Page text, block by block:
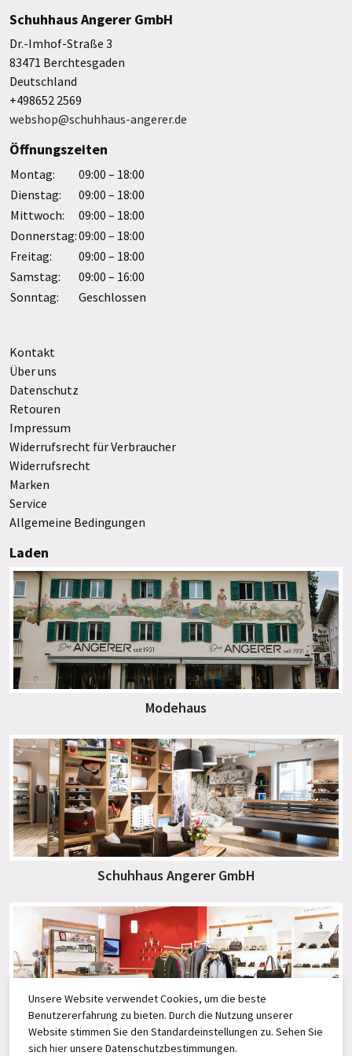
Schuhhaus Angerer GmbH
Dr.-Imhof-Straße 3
83471 Berchtesgaden
Deutschland
+498652 2569
webshop@schuhhaus-angerer.de
Öffnungszeiten
Montag:
09:00 – 18:00
Dienstag:
09:00 – 18:00
Mittwoch:
09:00 – 18:00
Donnerstag:09:00 – 18:00
Freitag:
09:00 – 18:00
Samstag:
09:00 – 16:00
Sonntag:
Geschlossen
Kontakt
Über uns
Datenschutz
Retouren
Impressum
Widerrufsrecht für Verbraucher
Widerrufsrecht
Marken
Service
Allgemeine Bedingungen
Laden
Modehaus
Schuhhaus Angerer GmbH
Angerer Select
Unsere Website verwendet Cookies, um die beste
Benutzererfahrung zu bieten. Durch die Nutzung unserer
Website stimmen Sie den Standardeinstellungen zu. Sehen Sie
sich hierunsere Datenschutzbestimmungen.